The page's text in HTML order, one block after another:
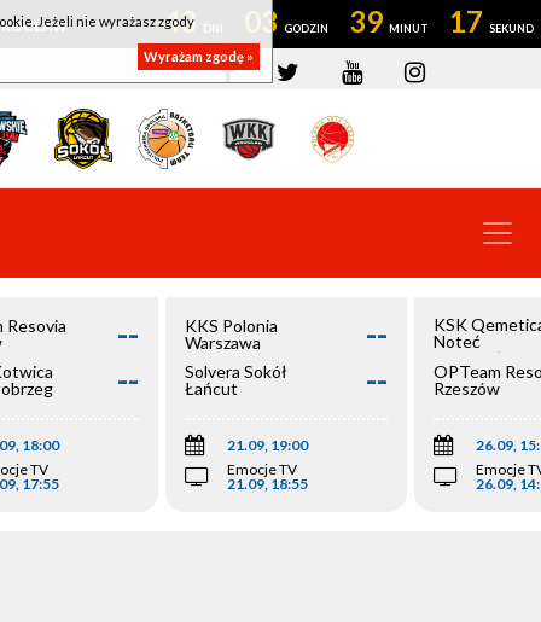
43 03 39 17
Resovia
--
--
18:00
TV
17:55
KKS Polonia
Warszawa
--
Solvera Sokół
Łańcut
--
21.09, 19:00
Emocje TV
21.09, 18:55
KSK
Noteć
Inowrocław
OPTeam
Rzeszów
26.09,
Emocje
26.09,
Jeżeli nie wyrażasz zgody
Wyrażam zgodę »